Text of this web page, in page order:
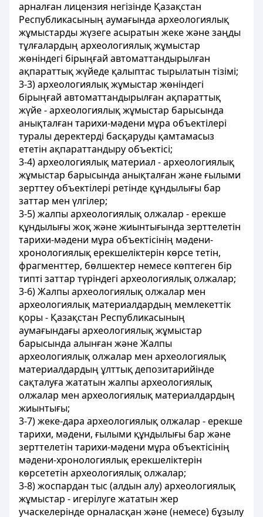
арналған лицензия негізінде Қазақстан
Республикасының аумағында археологиялық
жұмыстарды жүзеге асыратын жеке жəне заңды
тұлғалардың археологиялық жұмыстар
жөніндегі бірыңғай автоматтандырылған
ақпараттық жүйеде қалыптас тырылатын тізімі;
3-3) археологиялық жұмыстар жөніндегі
бірыңғай автоматтандырылған ақпараттық
жүйе - археологиялық жұмыстар барысында
анықталған тарихи-мəдени мұра объектілері
туралы деректерді басқаруды қамтамасыз
ететін ақпараттандыру объектісі;
3-4) археологиялық материал - археологиялық
жұмыстар барысында анықталған жəне ғылыми
зерттеу объектілері ретінде құндылығы бар
заттар мен үлгілер;
3-5) жалпы археологиялық олжалар - ерекше
құндылығы жоқ жəне жиынтығында зерттелетін
тарихи-мəдени мұра объектісінің мəдени-
хронологиялық ерекшеліктерін көрсе тетін,
фрагменттер, бөлшектер немесе көптеген бір
типті заттар түріндегі археологиялық олжалар;
3-6) Жалпы археологиялық олжалар мен
археологиялық материалдардың мемлекеттік
қоры - Қазақстан Республикасының
аумағындағы археологиялық жұмыстар
барысында алынған жəне Жалпы
археологиялық олжалар мен археологиялық
материалдардың ұлттық депозитарийінде
сақталуға жататын жалпы археологиялық
олжалар мен археологиялық материалдардың
жиынтығы;
3-7) жеке-дара археологиялық олжалар - ерекше
тарихи, мəдени, ғылыми құндылығы бар жəне
зерттелетін тарихи-мəдени мұра объектісінің
мəдени-хронологиялық ерекшеліктерін
көрсететін археологиялық олжалар;
3-8) жоспардан тыс (алдын алу) археологиялық
жұмыстар - игерілуге жататын жер
учаскелерінде орналасқан жəне (немесе) бұзылу